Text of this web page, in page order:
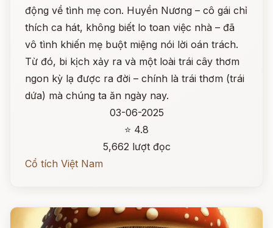
động về tình mẹ con. Huyền Nương – cô gái chỉ
thích ca hát, không biết lo toan việc nhà – đã
vô tình khiến mẹ buột miệng nói lời oán trách.
Từ đó, bi kịch xảy ra và một loài trái cây thơm
ngon kỳ lạ được ra đời – chính là trái thơm (trái
dứa) mà chúng ta ăn ngày nay.
03-06-2025
⭐ 4.8
5,662 lượt đọc
Cổ tích Việt Nam